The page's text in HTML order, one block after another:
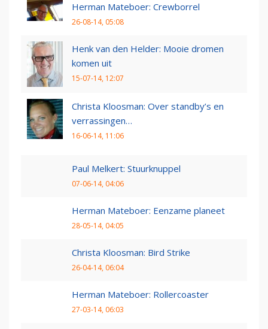
Herman Mateboer: Crewborrel
26-08-14, 05:08
Henk van den Helder: Mooie dromen
komen uit
15-07-14, 12:07
Christa Kloosman: Over standby’s en
verrassingen…
16-06-14, 11:06
Paul Melkert: Stuurknuppel
07-06-14, 04:06
Herman Mateboer: Eenzame planeet
28-05-14, 04:05
Christa Kloosman: Bird Strike
26-04-14, 06:04
Herman Mateboer: Rollercoaster
27-03-14, 06:03